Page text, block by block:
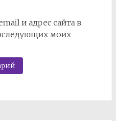
и адрес сайта в
моих